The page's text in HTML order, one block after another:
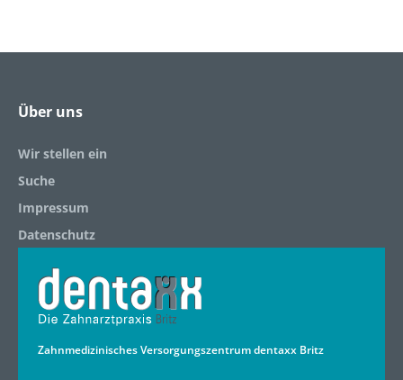
Über uns
Wir stellen ein
Suche
Impressum
Datenschutz
Zahnmedizinisches Versorgungszentrum dentaxx Britz